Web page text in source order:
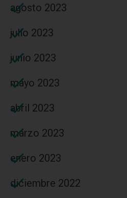
agosto 2023
julio 2023
junio 2023
mayo 2023
abril 2023
marzo 2023
enero 2023
diciembre 2022